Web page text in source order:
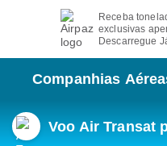
Receba
exclusivas
Descarregue
Companhias
Voo Air Transat